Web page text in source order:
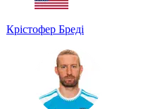
Крістофер Бреді